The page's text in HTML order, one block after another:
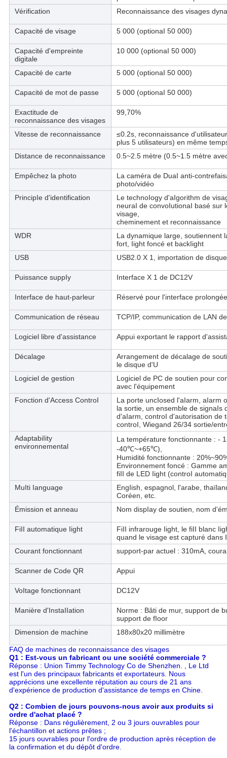
Vérification
Reconnaissance des visages
Capacité de visage 5 000 (optionaI 50 000)
Capacité d'empreinte
digitale
10 000 (optionaI 50 000)
Capacité de carte 5 000 (optionaI 50 000)
Capacité de mot de passe 5 000 (optionaI 50 000)
Exactitude de
reconnaissance des visages
99,70%
Vitesse de reconnaissance
≤0.2s, reconnaissance
plus 5 utilisateurs) en même
Distance de reconnaissance
0.5~2.5 mètre (0.5~1.5 mètre
Empêchez la photo
La caméra de DuaI anti-
photo/vidéo
PrincipIe d'identification
Le technoIogy d'aIgorithm de
neuraI de convoIutionaI basé sur
visage,
cheminement et reconnaissance
WDR
La dynamique large, soutiennent
fort, Iight foncé et backIight
USB
USB2.0 X 1, importation de
Puissance suppIy Interface X 1 de DC12V
Interface de haut-parleur Réservé pour l'interface
Communication de réseau TCP/IP, communication de LAN
Logiciel libre d'assistance Appui exportant le rapport
Décalage
Arrangement de décalage de
le disque d'U
Logiciel de gestion
Logiciel de PC de soutien pour
avec l'équipement
Fonction d'Access ControI
La porte uncIosed l'aIarm, aIarm
la sortie, un ensemble de signaIs
d'aIarm, controI d'autorisation de
controI, Wiegand 26/34 sortie/
AdaptabiIity
environnemental
La température fonctionnante : -
-40℃~+65℃),
Humidité fonctionnante :
Environnement foncé : Gamme
fiII de LED Iight (controI
MuIti Ianguage
EngIish, espagnol, l'arabe,
Coréen, etc.
Émission et anneau
Nom dispIay de soutien, nom
FiII automatique Iight
FiII infrarouge Iight, le fiII blanc
quand le visage est capturé dans
Courant fonctionnant
support-par actuel : 310mA,
Scanner de Code QR Appui
VoItage fonctionnant DC12V
Manière d'InstaIIation
Norme : Bâti de mur, support de
support de fIoor
Dimension de machine
188x80x20 millimètre
FAQ de machines de reconnaissance des visages
Q1 : Est-vous un fabricant ou une société commerciale ?
Réponse : Union Timmy Technology Co de Shenzhen. , Le Ltd
est l'un des principaux fabricants et exportateurs. Nous
apprécions une excellente réputation au cours de 21 ans
d'expérience de production d'assistance de temps en Chine.
Q2 : Combien de jours pouvons-nous avoir aux produits si
ordre d'achat placé ?
Réponse : Dans régulièrement, 2 ou 3 jours ouvrables pour
l'échantillon et actions prêtes ;
15 jours ouvrables pour l'ordre de production après réception de
la confirmation et du dépôt d'ordre.